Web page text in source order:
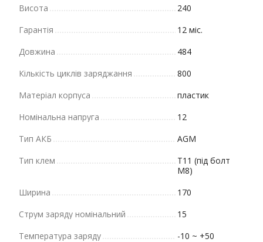
Висота
240
Гарантія
12 міс.
Довжина
484
Кількість циклів заряджання
800
Матеріал корпуса
пластик
Номінальна напруга
12
Тип АКБ
AGM
Тип клем
Т11 (під болт
М8)
Ширина
170
Струм заряду номінальний
15
Температура заряду
-10 ~ +50